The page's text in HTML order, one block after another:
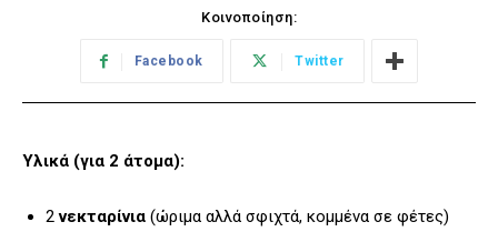
Κοινοποίηση:
Facebook Twitter
Υλικά (για 2 άτομα):
2νεκταρίνια (ώριμα αλλά σφιχτά, κομμένα σε φέτες)